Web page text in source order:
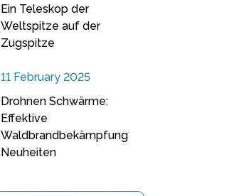
Ein Teleskop der
Weltspitze auf der
Zugspitze
11 February 2025
Drohnen Schwärme:
Effektive
Waldbrandbekämpfung
Neuheiten